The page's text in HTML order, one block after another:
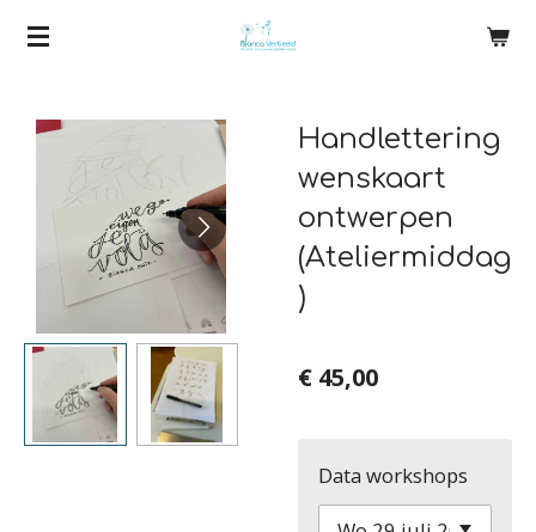
Ga
hoofdinhoud
Handlettering
wenskaart
ontwerpen
(Ateliermiddag
)
€ 45,00
Data workshops